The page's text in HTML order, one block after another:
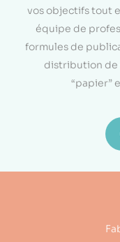
vos objectifs tout
équipe de
formules de
distribution de
“papier”